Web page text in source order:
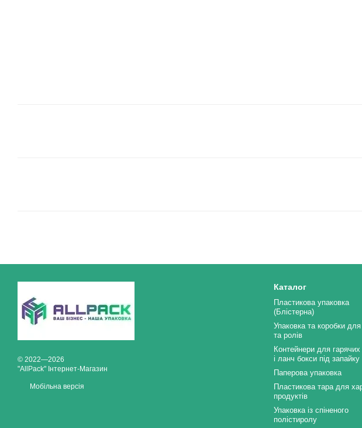
© 2022—2026
"AllPack" Інтернет-Магазин
Мобільна версія
Каталог
Пластикова упаковка
(Блістерна)
Упаковка та коробки для
та ролів
Контейнери для гарячих
і ланч бокси під запайку
Паперова упаковка
Пластикова тара для
продуктів
Упаковка із спіненого
полістиролу